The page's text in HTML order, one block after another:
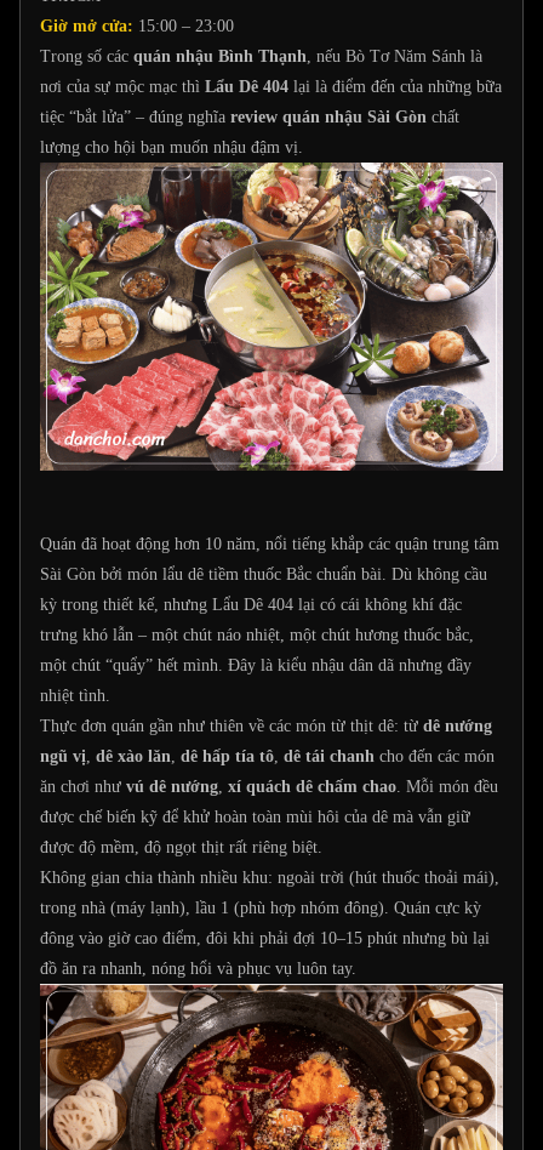
Giờ mở cửa: 15:00 – 23:00
Trong số các quán nhậu Bình Thạnh , nếu Bò Tơ Năm Sánh là
nơi của sự mộc mạc thì Lẩu Dê 404 lại là điểm đến của những bữa
tiệc “bắt lửa” – đúng nghĩa review quán nhậu Sài Gòn chất
lượng cho hội bạn muốn nhậu đậm vị.
Quán đã hoạt động hơn 10 năm, nổi tiếng khắp các quận trung tâm
Sài Gòn bởi món lẩu dê tiềm thuốc Bắc chuẩn bài. Dù không cầu
kỳ trong thiết kế, nhưng Lẩu Dê 404 lại có cái không khí đặc
trưng khó lẫn – một chút náo nhiệt, một chút hương thuốc bắc,
một chút “quẩy” hết mình. Đây là kiểu nhậu dân dã nhưng đầy
nhiệt tình.
Thực đơn quán gần như thiên về các món từ thịt dê: từ dê nướng
ngũ vị, dê xào lăn, dê hấp tía tô, dê tái chanh cho đến các món
ăn chơi như vú dê nướng, xí quách dê chấm chao. Mỗi món đều
được chế biến kỹ để khử hoàn toàn mùi hôi của dê mà vẫn giữ
được độ mềm, độ ngọt thịt rất riêng biệt.
Không gian chia thành nhiều khu: ngoài trời (hút thuốc thoải mái),
trong nhà (máy lạnh), lầu 1 (phù hợp nhóm đông). Quán cực kỳ
đông vào giờ cao điểm, đôi khi phải đợi 10–15 phút nhưng bù lại
đồ ăn ra nhanh, nóng hổi và phục vụ luôn tay.